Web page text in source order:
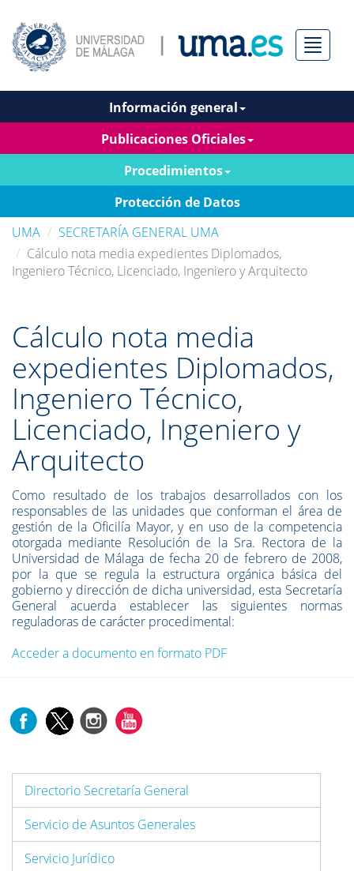
Menú
Información general
Publicaciones Oficiales
Procedimientos
Protección de Datos
UMA
SECRETARÍA GENERAL UMA
Cálculo nota media expedientes Diplomados,
Ingeniero Técnico, Licenciado, Ingeniero y Arquitecto
Cálculo nota media
expedientes Diplomados,
Ingeniero Técnico,
Licenciado, Ingeniero y
Arquitecto
Como resultado de los trabajos desarrollados con los
responsables de las unidades que conforman el área de
gestión de la Oficilía Mayor, y en uso de la competencia
otorgada mediante Resolución de la Sra. Rectora de la
Universidad de Málaga de fecha 20 de febrero de 2008,
por la que se regula la estructura orgánica básica del
gobierno y dirección de dicha universidad, esta Secretaría
General acuerda establecer las siguientes normas
reguladoras de carácter procedimental:
Acceder a documento en formato PDF
Directorio Secretaría General
Servicio de Asuntos Generales
Servicio Jurídico